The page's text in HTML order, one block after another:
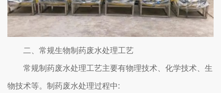
二、常规生物制药废水处理工艺
常规制药废水处理工艺主要有物理技术、化学技术、生
物技术等。制药废水处理过程中: